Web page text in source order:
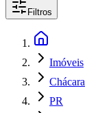
Filtros
Imóveis
Chácara
PR